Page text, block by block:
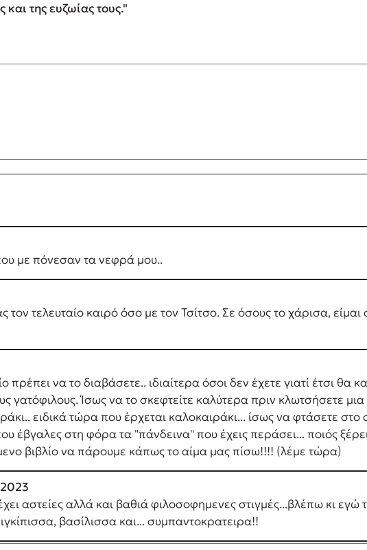
της ευζωίας τους."
με πόνεσαν τα νεφρά μου..
τελευταίο καιρό όσο με τον Τσίτσο. Σε όσους το χάρισα, είμαι
πρέπει να το διαβάσετε.. ιδιαίτερα όσοι δεν έχετε γιατί έτσι
γατόφιλους. Ίσως να το σκεφτείτε καλύτερα πριν κλωτσήσετε
ειδικά τώρα που έρχεται καλοκαιράκι... ίσως να φτάσετε στο
έβγαλες στη φόρα τα "πάνδεινα" που έχεις περάσει... ποιός
βιβλίο να πάρουμε κάπως το αίμα μας πίσω!!!! (λέμε τώρα)
αστείες αλλά και βαθιά φιλοσοφημενες στιγμές...βλέπω κι εγώ
βασίλισσα και... συμπαντοκρατειρα!!